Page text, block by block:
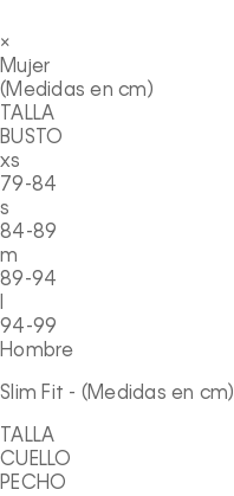
×
Mujer
(Medidas en cm)
TALLA
BUSTO
xs
79-84
s
84-89
m
89-94
94-99
Hombre
Slim Fit - (Medidas en cm)
TALLA
CUELLO
PECHO